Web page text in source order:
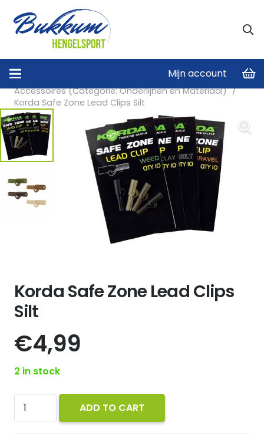
Mijn account
Home
Accessoires (Categorie: Onderlijnen en Materiaal) /
Korda Safe Zone Lead Clips Silt
Korda Safe Zone Lead Clips
Silt
€4,99
2 in stock
Korda
Safe
Zone
ADD TO CART